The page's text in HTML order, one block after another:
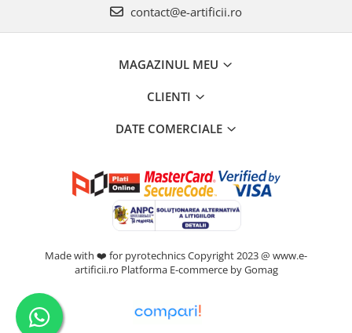
contact@e-artificii.ro
MAGAZINUL MEU
CLIENTI
DATE COMERCIALE
Made with ❤️ for pyrotechnics Copyright 2023 @ www.e-
artificii.ro Platforma E-commerce by Gomag